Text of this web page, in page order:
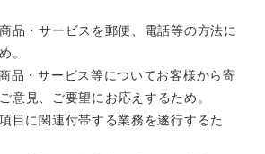
品・サービスを郵便、電話等の方法に
。
品・サービス等についてお客様から寄
意見、ご要望にお応えするため。
目に関連付帯する業務を遂行するた